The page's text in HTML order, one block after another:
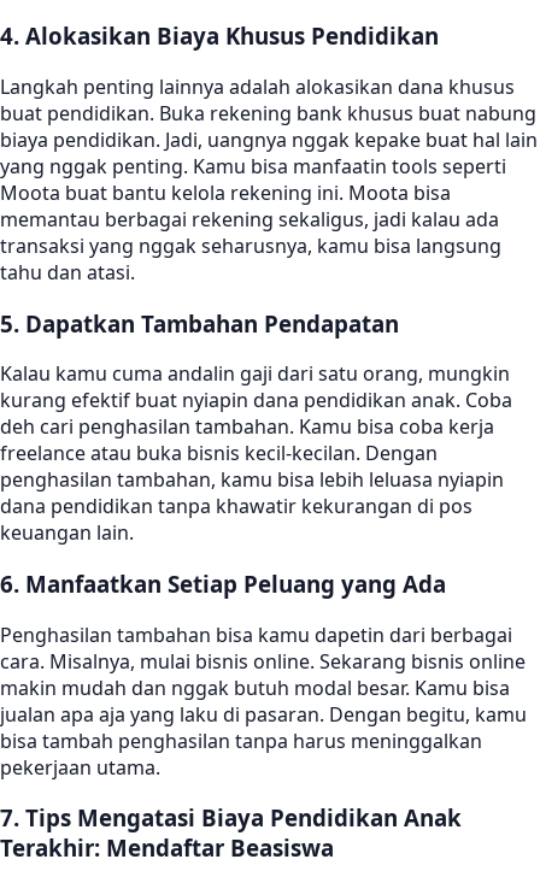
4. Alokasikan Biaya Khusus Pendidikan
Langkah penting lainnya adalah alokasikan dana khusus
buat pendidikan. Buka rekening bank khusus buat nabung
biaya pendidikan. Jadi, uangnya nggak kepake buat hal lain
yang nggak penting. Kamu bisa manfaatin tools seperti
Moota buat bantu kelola rekening ini. Moota bisa
memantau berbagai rekening sekaligus, jadi kalau ada
transaksi yang nggak seharusnya, kamu bisa langsung
tahu dan atasi.
5. Dapatkan Tambahan Pendapatan
Kalau kamu cuma andalin gaji dari satu orang, mungkin
kurang efektif buat nyiapin dana pendidikan anak. Coba
deh cari penghasilan tambahan. Kamu bisa coba kerja
freelance atau buka bisnis kecil-kecilan. Dengan
penghasilan tambahan, kamu bisa lebih leluasa nyiapin
dana pendidikan tanpa khawatir kekurangan di pos
keuangan lain.
6. Manfaatkan Setiap Peluang yang Ada
Penghasilan tambahan bisa kamu dapetin dari berbagai
cara. Misalnya, mulai bisnis online. Sekarang bisnis online
makin mudah dan nggak butuh modal besar. Kamu bisa
jualan apa aja yang laku di pasaran. Dengan begitu, kamu
bisa tambah penghasilan tanpa harus meninggalkan
pekerjaan utama.
7. Tips Mengatasi Biaya Pendidikan Anak
Terakhir: Mendaftar Beasiswa